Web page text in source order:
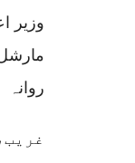
وزیر
روانہ